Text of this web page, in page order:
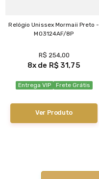
Relógio Unissex Mormaii Preto -
MO3124AF/8P
R$ 254,00
8 R$ 31,75
Entrega VIP Frete Grátis
Ver Produto